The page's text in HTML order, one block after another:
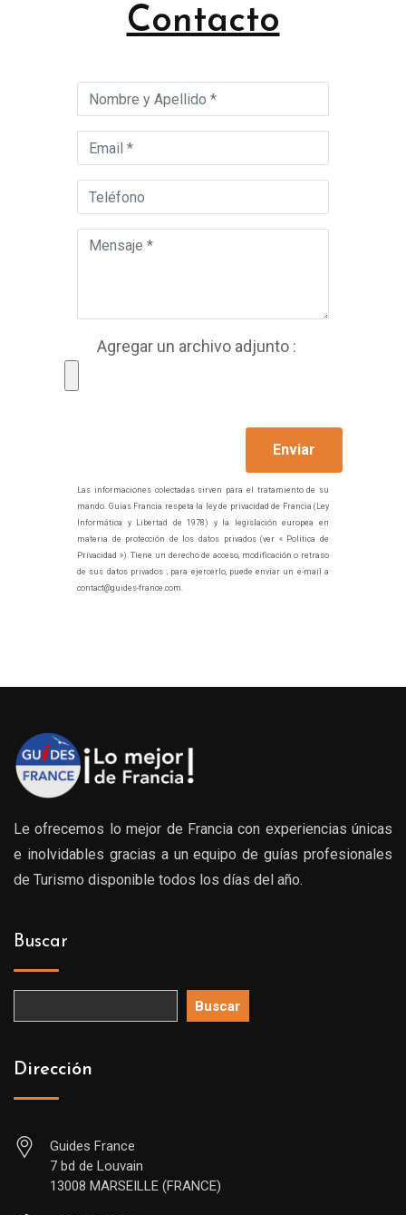
Contacto
Agregar un archivo adjunto :
Las informaciones colectadas sirven para el tratamiento de su
mando. Guías Francia respeta la ley de privacidad de Francia (Ley
Informática y Libertad de 1978) y la legislación europea en
materia de protección de los datos privados (ver « Política de
Privacidad »). Tiene un derecho de acceso, modificación o retraso
de sus datos privados ; para ejercerlo, puede enviar un e-mail a
contact@guides-france.com.
Le ofrecemos lo mejor de Francia con experiencias únicas
e inolvidables gracias a un equipo de guías profesionales
de Turismo disponible todos los días del año.
Buscar
Buscar
Dirección
Guides France
7 bd de Louvain
13008 MARSEILLE (FRANCE)